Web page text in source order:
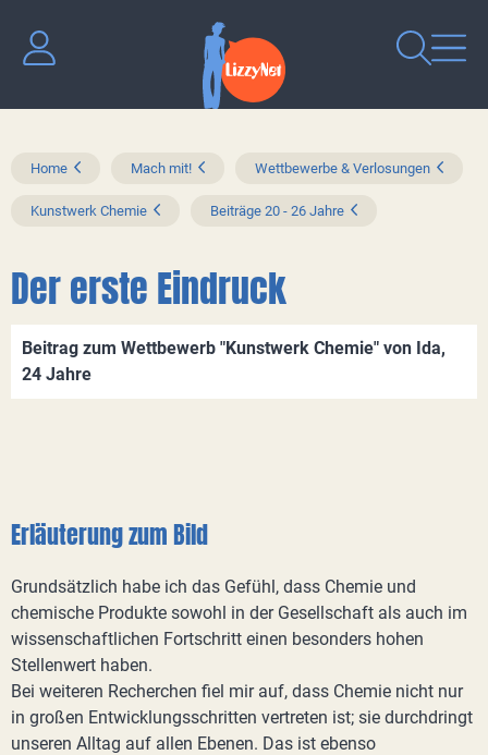
Home Mach mit! Wettbewerbe & Verlosungen
Kunstwerk Chemie Beiträge 20 - 26 Jahre
Der erste Eindruck
Beitrag zum Wettbewerb "Kunstwerk Chemie" von Ida,
24 Jahre
Erläuterung zum Bild
Grundsätzlich habe ich das Gefühl, dass Chemie und
chemische Produkte sowohl in der Gesellschaft als auch im
wissenschaftlichen Fortschritt einen besonders hohen
Stellenwert haben.
Bei weiteren Recherchen fiel mir auf, dass Chemie nicht nur
in großen Entwicklungsschritten vertreten ist; sie durchdringt
unseren Alltag auf allen Ebenen. Das ist ebenso